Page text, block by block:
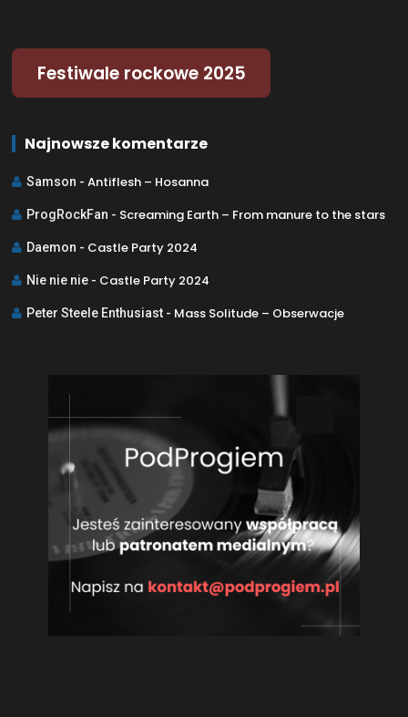
Festiwale rockowe 2025
Najnowsze komentarze
Samson - Antiflesh – Hosanna
ProgRockFan - Screaming Earth – From manure to the stars
Daemon - Castle Party 2024
Nie nie nie - Castle Party 2024
Peter Steele Enthusiast - Mass Solitude – Obserwacje